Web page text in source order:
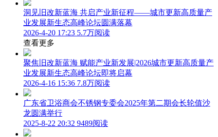
洞见旧改新蓝海 共启产业新征程——城市更新高质量产
业发展新生态高峰论坛圆满落幕
2026-4-20 17:23 5.7万阅读
查看更多
聚焦旧改新蓝海 赋能产业新发展|2026城市更新高质量产
业发展新生态高峰论坛即将启幕
2026-4-16 15:36 7.8万阅读
广东省卫浴商会不锈钢专委会2025年第二期会长轮值沙
龙圆满举行
2025-8-22 20:32 9489阅读